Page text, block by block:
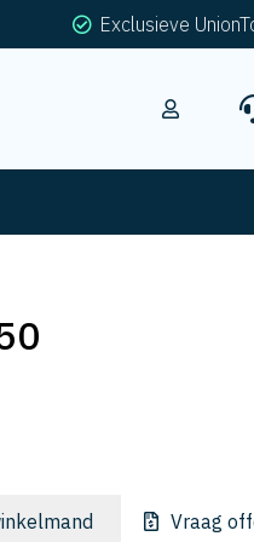
Exclusieve
Vraag